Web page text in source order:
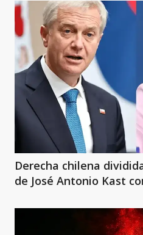
Derecha chilena
de José Antonio Kast